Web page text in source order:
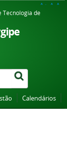
A+ A A-
Tecnologia de
Calendários